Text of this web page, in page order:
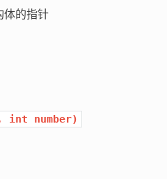
的指针
int number)